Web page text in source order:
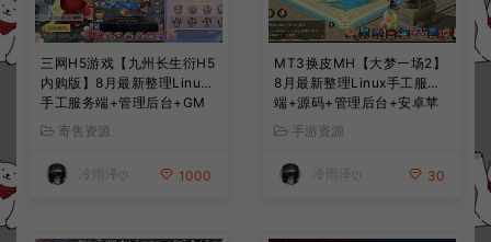
三网H5游戏【九州长生衍H5
内购版】8月最新整理Linux
手工服务端+管理后台+GM
授权后台+简易安卓客户端
+详细搭建教程+视频教程
寄售资源
冷雨泽ღ 1000
MT3换皮MH【大梦一场2】
8月最新整理Linux手工服务
端+源码+管理后台+安卓苹
果双端+详细搭建教程+视频
教程
手游资源
冷雨泽ღ 30